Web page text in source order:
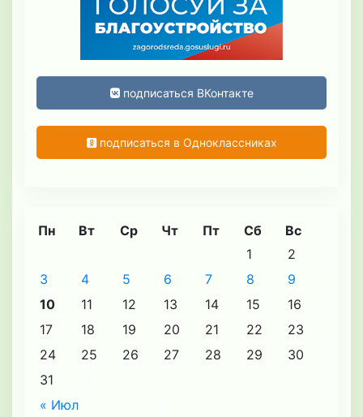
подписаться ВКонтакте
подписаться в Одноклассниках
Пн Вт Ср Чт Пт Сб Вс
« Июл
1
2
3
4 5 6 7 8
9
10
11 12 13 14 15
16
17
18 19 20 21 22
23
24
25 26 27 28 29
30
31